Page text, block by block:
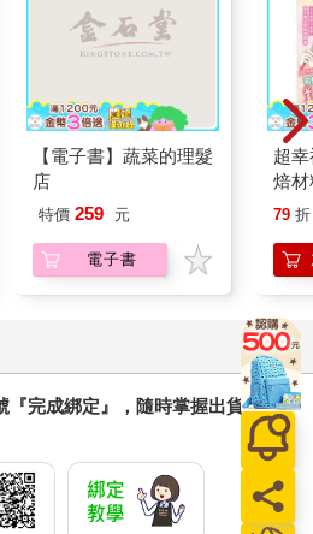
【電子書】蔬菜的理髮
店
特價 259 元
電子書
超
焙
愛
79 折
『完成綁定』，隨時掌握出貨動